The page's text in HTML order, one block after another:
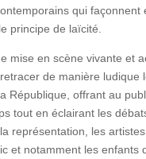
qui façonnent
principe de laïcité.
mise en scène vivante et
de manière ludique
République, offrant au
tout en éclairant les
la représentation, les
et notamment les enfants